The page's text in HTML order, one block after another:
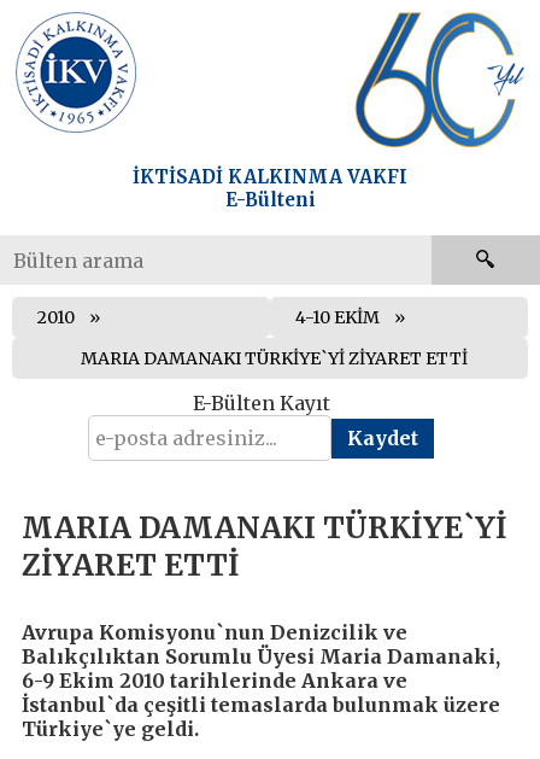
İKTİSADİ KALKINMA VAKFI
E-Bülteni
2010
4-10 EKİM
MARIA DAMANAKI TÜRKİYE`Yİ ZİYARET ETTİ
E-Bülten Kayıt
MARIA DAMANAKI TÜRKİYE`Yİ
ZİYARET ETTİ
Avrupa Komisyonu`nun Denizcilik ve
Balıkçılıktan Sorumlu Üyesi Maria Damanaki,
6-9 Ekim 2010 tarihlerinde Ankara ve
İstanbul`da çeşitli temaslarda bulunmak üzere
Türkiye`ye geldi.